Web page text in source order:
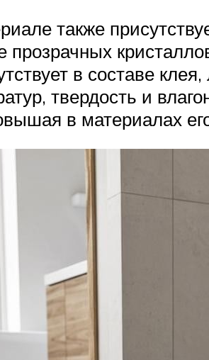
также
прозрачных
в составе
твердость и
в материалах